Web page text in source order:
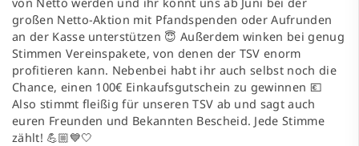
großen Netto-Aktion mit Pfandspenden oder Aufrunden
an der Kasse unterstützen 😇 Außerdem winken bei genug
Stimmen Vereinspakete, von denen der TSV enorm
profitieren kann. Nebenbei habt ihr auch selbst noch die
Chance, einen 100€ Einkaufsgutschein zu gewinnen 💶
Also stimmt fleißig für unseren TSV ab und sagt auch
euren Freunden und Bekannten Bescheid. Jede Stimme
zählt! 💪🏼💙🤍